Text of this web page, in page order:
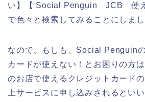
い】【 Social Penguin JCB 使え
で色々と検索してみることにしまし
なので、もしも、Social Penguin
カードが使えない！とお困りの方
のお店で使えるクレジットカード
上サービスに申し込みされるといい